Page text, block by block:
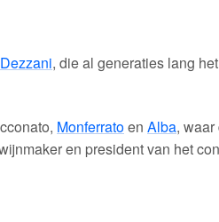
Dezzani, die al generaties lang
Monferratoen Alba,
en president van het